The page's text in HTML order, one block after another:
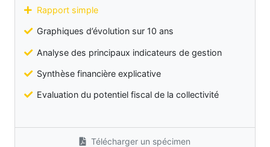
Rapport simple
Graphiques d’évolution sur 10 ans
Analyse des principaux indicateurs de gestion
Synthèse financière explicative
Evaluation du potentiel fiscal de la collectivité
Télécharger un spécimen